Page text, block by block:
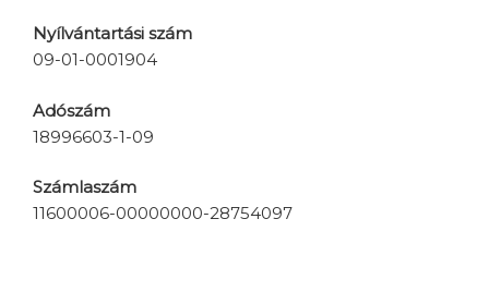
Nyílvántartási szám
09-01-0001904
Adószám
18996603-1-09
Számlaszám
11600006-00000000-28754097